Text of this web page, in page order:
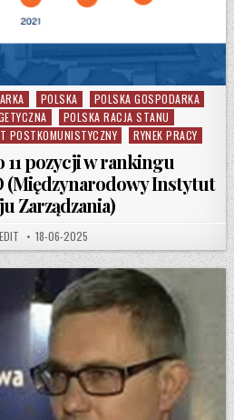
POLSKA
POLSKA GOSPODARKA
POLSKA RACJA STANU
POSTKOMUNISTYCZNY RYNEK PRACY
11 pozycji w rankingu
(Międzynarodowy Instytut
Zarządzania)
PUBLISHED DATE:
18-06-2025